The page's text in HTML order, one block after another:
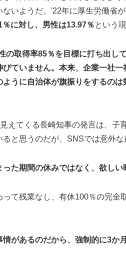
いようだ。'22年に厚生労働省
に対し、男性は13.97％ という
の取得率85％を目標に打ち出し
びていません。本来、企業一社
ように自治体が旗振りをするの
えてくる長崎知事の発言は、子
と思うのだが、SNSでは意外な
った期間の休みではなく、欲しい
って残業なし、有休100％の完全
情があるのだから、強制的に3か